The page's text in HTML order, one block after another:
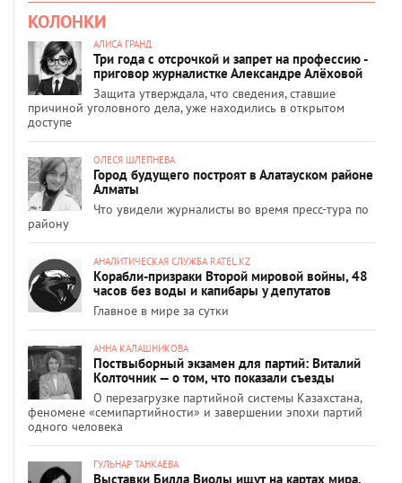
КОЛОНКИ
АЛИСА ГРАНД
Три года с отсрочкой и запрет на профессию -
приговор журналистке Александре Алёховой
Защита утверждала, что сведения, ставшие
причиной уголовного дела, уже находились в открытом
доступе
ОЛЕСЯ ШЛЕПНЕВА
Город будущего построят в Алатауском районе
Алматы
Что увидели журналисты во время пресс-тура по
району
АНАЛИТИЧЕСКАЯ СЛУЖБА RATEL.KZ
Корабли-призраки Второй мировой войны, 48
часов без воды и капибары у депутатов
Главное в мире за сутки
АННА КАЛАШНИКОВА
Поствыборный экзамен для партий: Виталий
Колточник — о том, что показали съезды
О перезагрузке партийной системы Казахстана,
феномене «семипартийности» и завершении эпохи партий
одного человека
ГУЛЬНАР ТАНКАЕВА
Выставки Билла Виолы ищут на картах мира.